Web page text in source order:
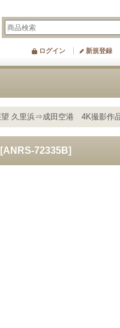
ログイン 新規登録
久里浜⇒成田空港 4K撮影作品
[ANRS-72335B]